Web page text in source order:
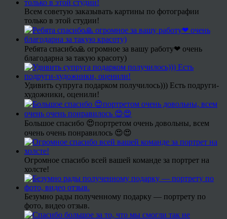
Всем советую заказывать картины по фотографии
только в этой студии!
Ребята спасибо🙏 огромное за вашу работу❤ очень
благодарна за такую красоту)
Удивить супруга подарком получилось))) Есть подруги-
художники, оценили!
Большое спасибо 😍портретом очень довольны, всем
очень очень понравилось 😍😍
Огромное спасибо всей вашей команде за портрет на
холсте!
Безумно рады полученному подарку — портрету по
фото, видео отзыв.